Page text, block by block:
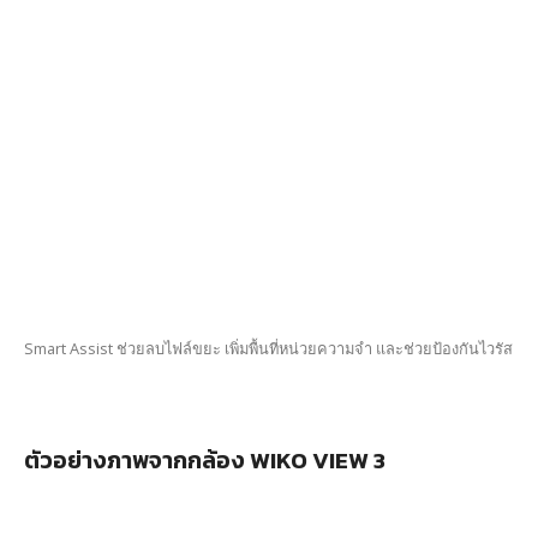
Smart Assist ช่วยลบไฟล์ขยะ เพิ่มพื้นที่หน่วยความจำ และช่วยป้องกันไวรัส
ตัวอย่างภาพจากกล้อง WIKO VIEW 3